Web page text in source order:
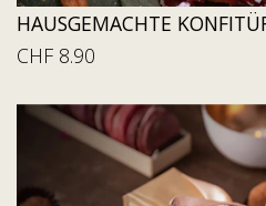
HAUSGEMACHTE
CHF 8.90